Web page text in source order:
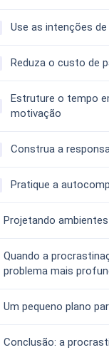
Use as intenções
Reduza o custo de
Estruture o tempo
motivação
Construa a
Pratique a
Projetando
Quando a
problema mais
Um pequeno plano
Conclusão: a